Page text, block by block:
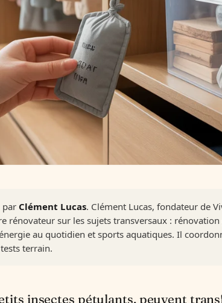
par Clément Lucas. Clément Lucas, fondateur de
rénovateur sur les sujets transversaux :
au quotidien et sports aquatiques. Il
terrain.